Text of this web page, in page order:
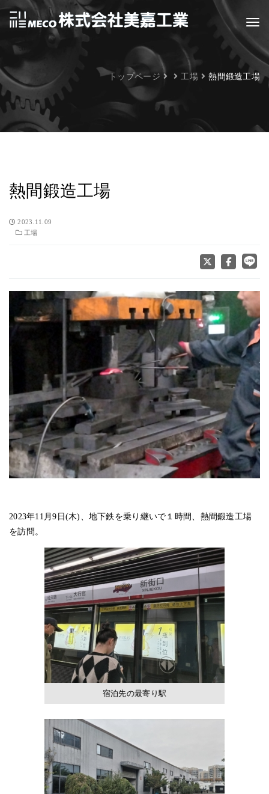
トップページ 工場 熱間鍛造工場
熱間鍛造工場
2023.11.09
工場
2023年11月9日(木)、地下鉄を乗り継いで１時間、熱間鍛造工場
を訪問。
宿泊先の最寄り駅